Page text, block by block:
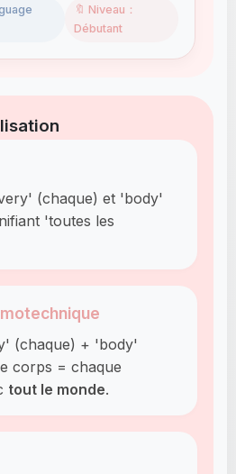
🔖 Niveau：
Débutant
(chaque) et 'body'
'toutes les
(chaque) + 'body'
corps = chaque
tout le monde.